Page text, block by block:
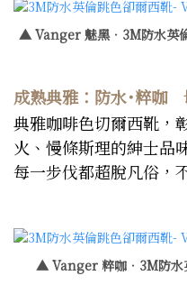
▲ Vanger 魅黑．3M防水英
成熟典雅：防水˙粹咖
典雅咖啡色切爾西靴，
火、慢條斯理的紳士品
每一步伐都超脫凡俗，
▲ Vanger 粹咖．3M防水